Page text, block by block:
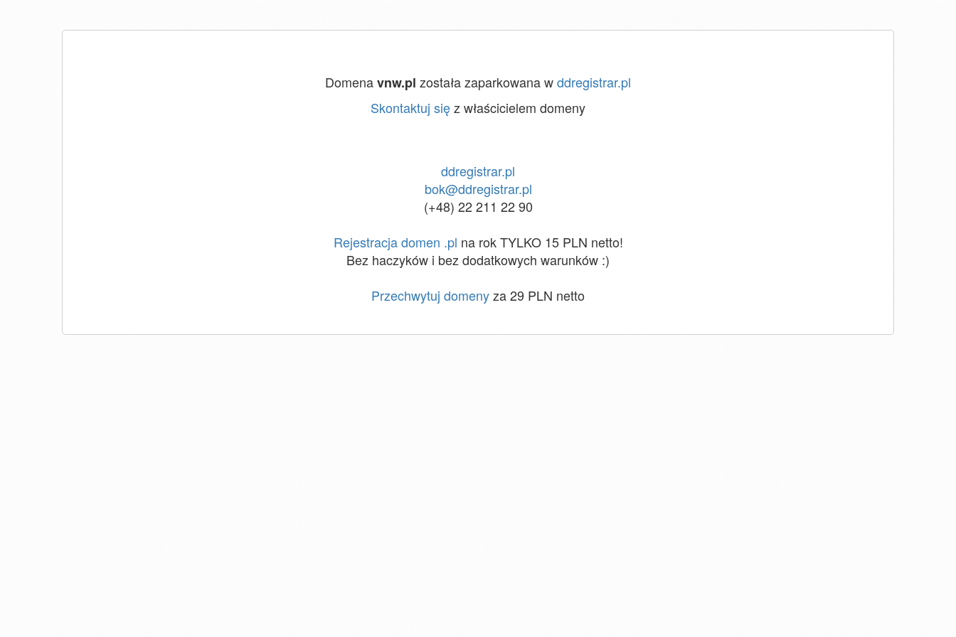
Domenavnw.pl została zaparkowana wddregistrar.pl
Skontaktuj sięz właścicielem domeny
ddregistrar.pl
bok@ddregistrar.pl
(+48) 22 211 22 90
Rejestracja domen .pl na rok TYLKO 15 PLN netto!
Bez haczyków i bez dodatkowych warunków :)
Przechwytuj domenyza 29 PLN netto